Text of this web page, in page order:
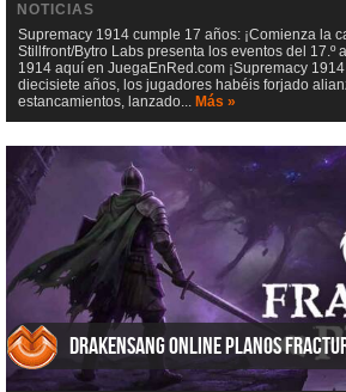
NOTICIAS
Supremacy 1914 cumple 17 años: ¡Comienza la
Stillfront/Bytro Labs presenta los eventos del 17.º
1914 aquí en JuegaEnRed.com ¡Supremacy
diecisiete años, los jugadores habéis forjado
estancamientos, lanzado... Más »
Drakensang Online Planos